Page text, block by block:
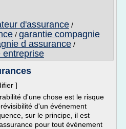
d'assurance /
/ garantie compagnie
d assurance /
entreprise
]
d'une chose est le risque
d'un événement
sur le principe, il est
pour tout événement